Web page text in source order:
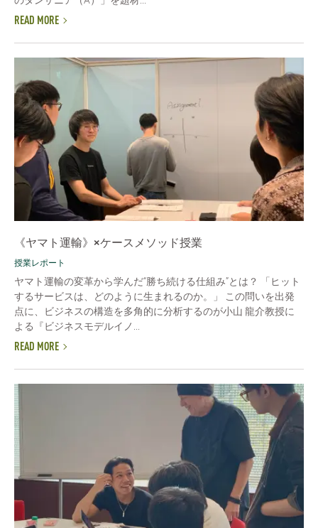
READ MORE
《ヤマト運輸》×ケースメソッド授業
授業レポート
ヤマト運輸の変革から学んだ“勝ち続ける仕組み”とは？ 「ヒット
するサービスは、どのように生まれるのか。」 この問いを出発
点に、ビジネスの構造を多角的に分析するのが小山 龍介教授に
よる『ビジネスモデルイノ...
READ MORE